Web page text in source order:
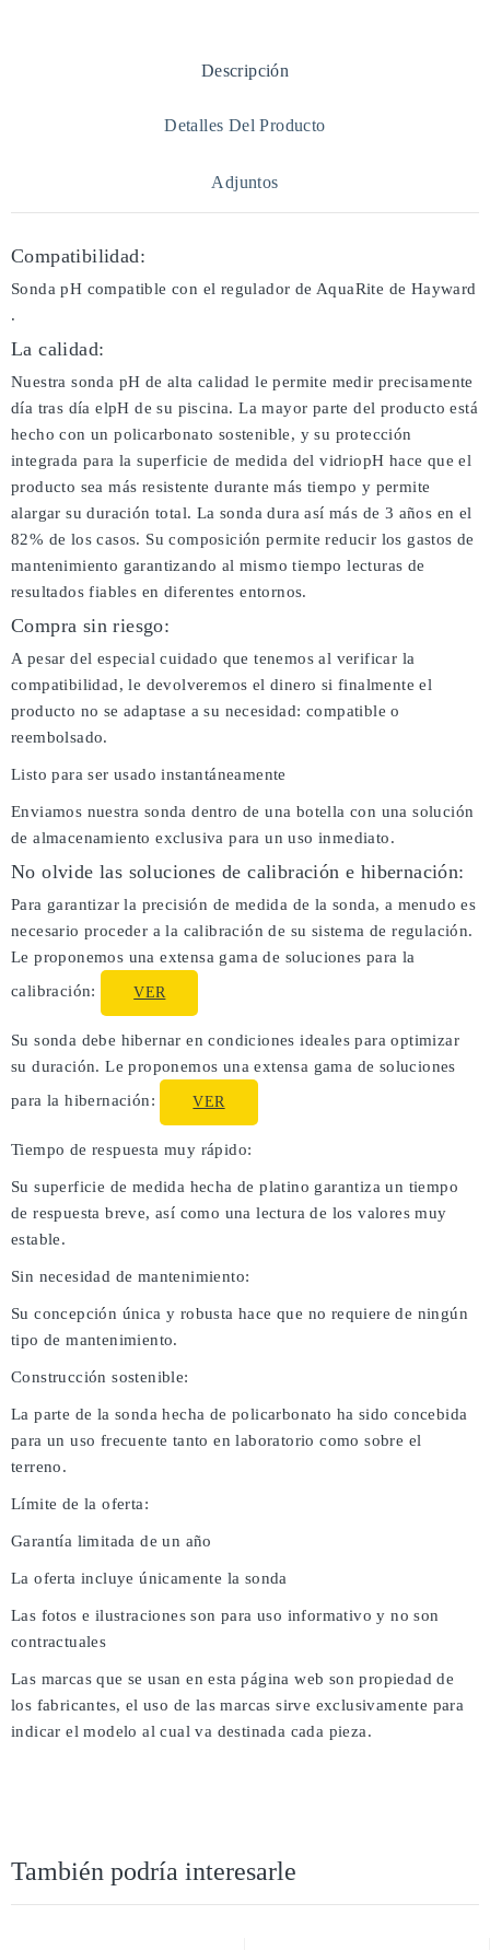
Descripción
Detalles Del Producto
Adjuntos
Compatibilidad:
Sonda pH compatible con el regulador de AquaRite de Hayward
.
La calidad:
Nuestra sonda pH de alta calidad le permite medir precisamente
día tras día elpH de su piscina. La mayor parte del producto está
hecho con un policarbonato sostenible, y su protección
integrada para la superficie de medida del vidriopH hace que el
producto sea más resistente durante más tiempo y permite
alargar su duración total. La sonda dura así más de 3 años en el
82% de los casos. Su composición permite reducir los gastos de
mantenimiento garantizando al mismo tiempo lecturas de
resultados fiables en diferentes entornos.
Compra sin riesgo:
A pesar del especial cuidado que tenemos al verificar la
compatibilidad, le devolveremos el dinero si finalmente el
producto no se adaptase a su necesidad: compatible o
reembolsado.
Listo para ser usado instantáneamente
Enviamos nuestra sonda dentro de una botella con una solución
de almacenamiento exclusiva para un uso inmediato.
No olvide las soluciones de calibración e hibernación:
Para garantizar la precisión de medida de la sonda, a menudo es
necesario proceder a la calibración de su sistema de regulación.
Le proponemos una extensa gama de soluciones para la
calibración:
VER
Su sonda debe hibernar en condiciones ideales para optimizar
su duración. Le proponemos una extensa gama de soluciones
para la hibernación:
VER
Tiempo de respuesta muy rápido:
Su superficie de medida hecha de platino garantiza un tiempo
de respuesta breve, así como una lectura de los valores muy
estable.
Sin necesidad de mantenimiento:
Su concepción única y robusta hace que no requiere de ningún
tipo de mantenimiento.
Construcción sostenible:
La parte de la sonda hecha de policarbonato ha sido concebida
para un uso frecuente tanto en laboratorio como sobre el
terreno.
Límite de la oferta:
Garantía limitada de un año
La oferta incluye únicamente la sonda
Las fotos e ilustraciones son para uso informativo y no son
contractuales
Las marcas que se usan en esta página web son propiedad de
los fabricantes, el uso de las marcas sirve exclusivamente para
indicar el modelo al cual va destinada cada pieza.
También podría interesarle